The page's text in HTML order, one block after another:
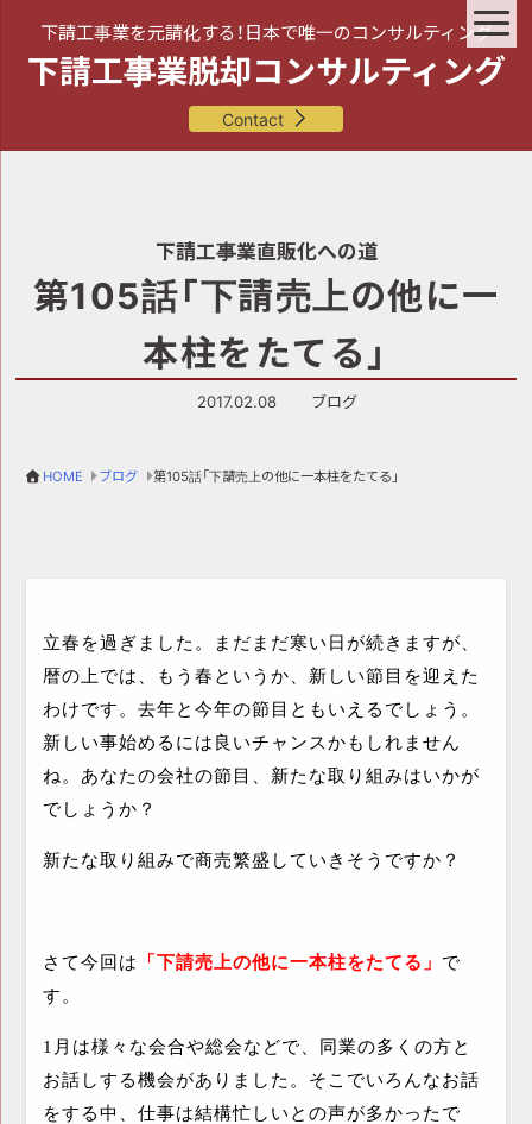
下請工事業を元請化する！日本で唯一のコンサルティング
下請工事業脱却コンサルティング
Contact
下請工事業直販化への道
第105話「下請売上の他に一
本柱をたてる」
2017.02.08 ブログ
HOME ブログ 第105話「下請売上の他に一本柱をたてる」
立春を過ぎました。まだまだ寒い日が続きますが、
暦の上では、もう春というか、新しい節目を迎えた
わけです。去年と今年の節目ともいえるでしょう。
新しい事始めるには良いチャンスかもしれません
ね。あなたの会社の節目、新たな取り組みはいかが
でしょうか？
新たな取り組みで商売繁盛していきそうですか？
さて今回は 「下請売上の他に一本柱をたてる」 で
す。
1 月は様々な会合や総会などで、同業の多くの方と
お話しする機会がありました。そこでいろんなお話
をする中、仕事は結構忙しいとの声が多かったで